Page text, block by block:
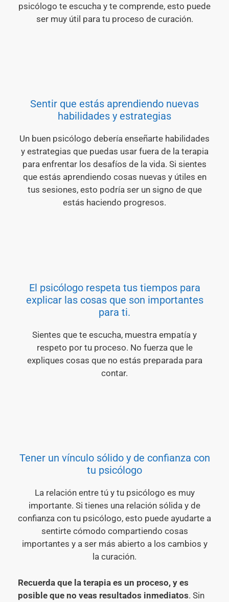
psicólogo te escucha y te comprende, esto puede
ser muy útil para tu proceso de curación.
Sentir que estás aprendiendo nuevas
habilidades y estrategias
Un buen psicólogo debería enseñarte habilidades
y estrategias que puedas usar fuera de la terapia
para enfrentar los desafíos de la vida. Si sientes
que estás aprendiendo cosas nuevas y útiles en
tus sesiones, esto podría ser un signo de que
estás haciendo progresos.
El psicólogo respeta tus tiempos para
explicar las cosas que son importantes
para ti.
Sientes que te escucha, muestra empatía y
respeto por tu proceso. No fuerza que le
expliques cosas que no estás preparada para
contar.
Tener un vínculo sólido y de confianza con
tu psicólogo
La relación entre tú y tu psicólogo es muy
importante. Si tienes una relación sólida y de
confianza con tu psicólogo, esto puede ayudarte a
sentirte cómodo compartiendo cosas
importantes y a ser más abierto a los cambios y
la curación.
Recuerda que la terapia es un proceso, y es
posible que no veas resultados inmediatos. Sin